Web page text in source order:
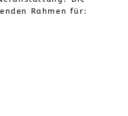
Rahmen für: